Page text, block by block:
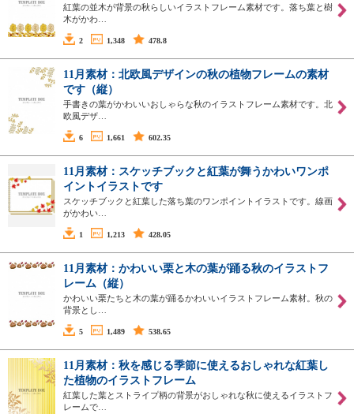
紅葉の並木が背景の秋らしいイラストフレーム素材です。落ち葉と樹
木がかわ…
2 1,348 478.8
11月素材：北欧風デザインの秋の植物フレームの素材
です（縦）
手書きの葉がかわいいおしゃらな秋のイラストフレーム素材です。北
欧風デザ…
6 1,661 602.35
11月素材：スケッチブックと紅葉が舞うかわいワンポ
イントイラストです
スケッチブックと紅葉した落ち葉のワンポイントイラストです。線画
がかわい…
1 1,213 428.05
11月素材：かわいい栗と木の葉が踊る秋のイラストフ
レーム（縦）
かわいい栗たちと木の葉が踊るかわいいイラストフレーム素材。秋の
背景とし…
5 1,489 538.65
11月素材：秋を感じる季節に使えるおしゃれな紅葉し
た植物のイラストフレーム
紅葉した葉とストライプ柄の背景がおしゃれな秋に使えるイラストフ
レームで…